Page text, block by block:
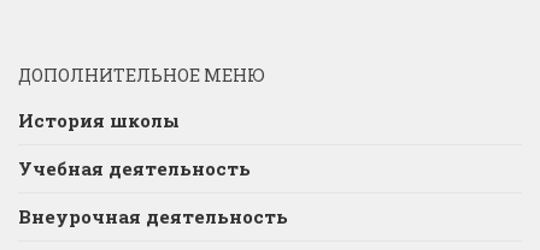
ДОПОЛНИТЕЛЬНОЕ МЕНЮ
История школы
Учебная деятельность
Внеурочная деятельность